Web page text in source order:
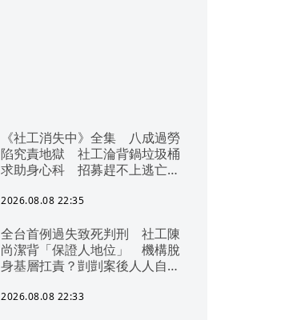
《社工消失中》全集 八成過勞
陷究責地獄 社工淪背鍋垃圾桶
求助身心科 招募趕不上逃亡
回捐黑幕 血汗錢遭剝削
2026.08.08 22:35
全台首例過失致死判刑 社工陳
尚潔背「保證人地位」 機構脫
身基層扛責？剴剴案後人人自危
2026.08.08 22:33